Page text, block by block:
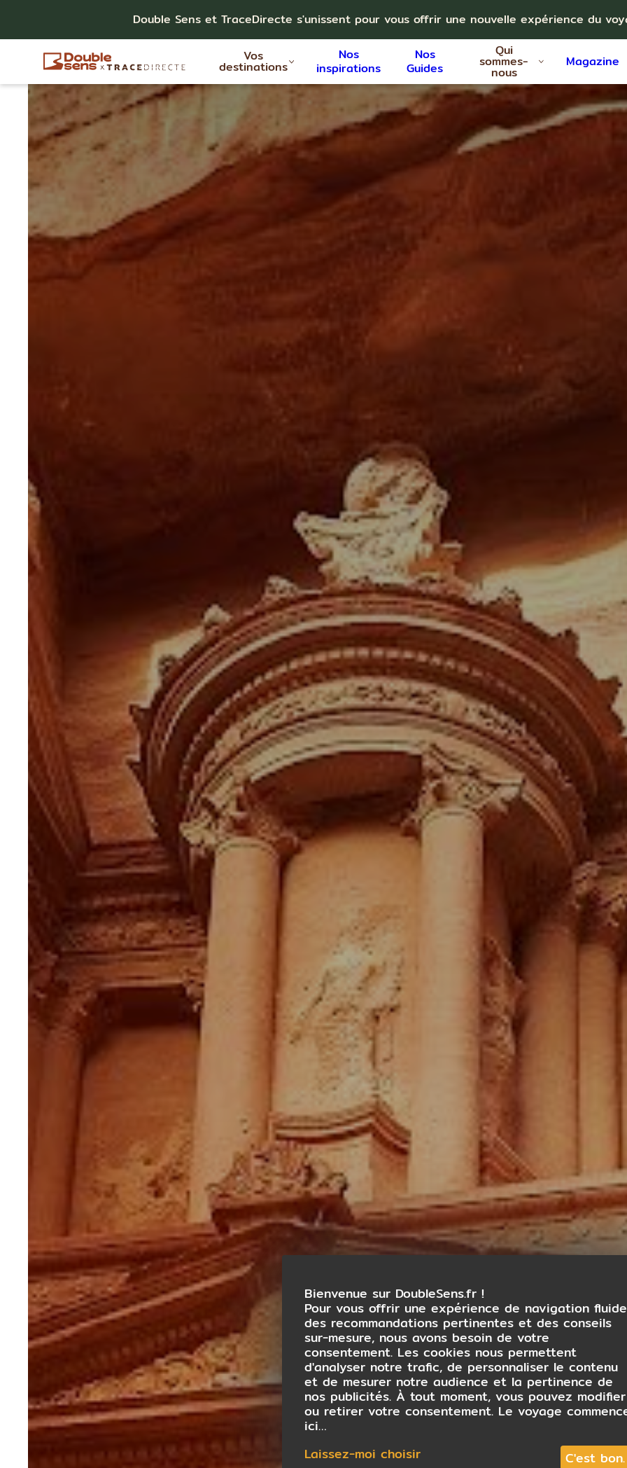
Double Sens et TraceDirecte s'unissent pour vous offrir une nouvelle expérience du
Vos
destinations
Nos
inspirations
Nos
Guides
Qui
sommes-
nous
Magazine
Bienvenue sur DoubleSens.fr !
Pour vous offrir une expérience de navigation
des recommandations pertinentes et des conseils
sur-mesure, nous avons besoin de votre
consentement. Les cookies nous permettent
d'analyser notre trafic, de personnaliser le contenu
et de mesurer notre audience et la pertinence de
nos publicités. À tout moment, vous pouvez modifier
ou retirer votre consentement. Le voyage
ici…
Laissez-moi choisir
C'est bon.